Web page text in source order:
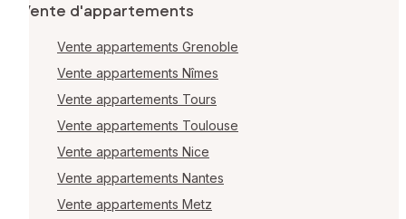
Vente d'appartements
Vente appartements Grenoble
Vente appartements Nîmes
Vente appartements Tours
Vente appartements Toulouse
Vente appartements Nice
Vente appartements Nantes
Vente appartements Metz